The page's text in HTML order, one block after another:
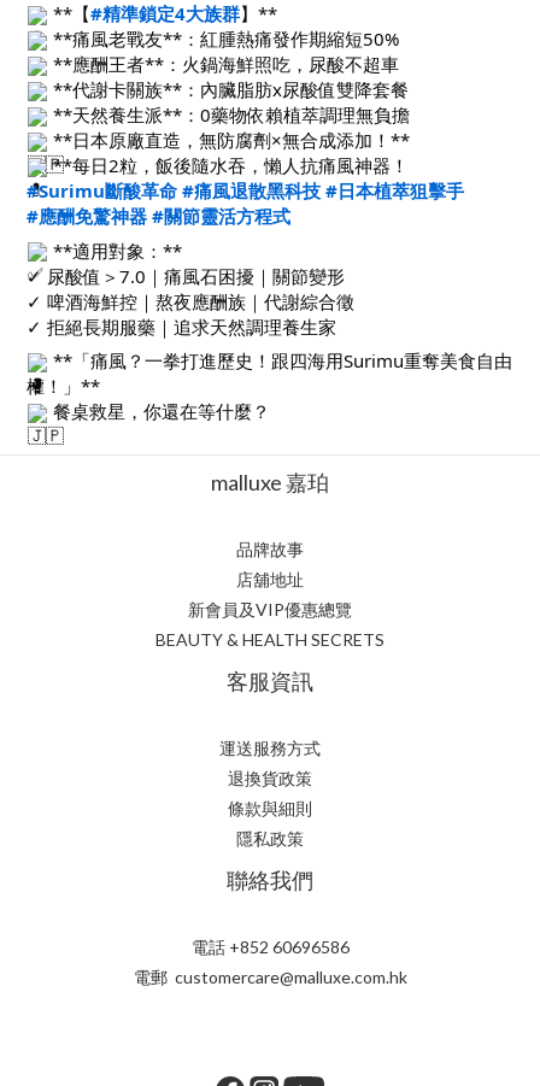
**【#精準鎖定4大族群】**
**痛風老戰友**：紅腫熱痛發作期縮短50%
**應酬王者**：火鍋海鮮照吃，尿酸不超車
**代謝卡關族**：內臟脂肪x尿酸值雙降套餐
**天然養生派**：0藥物依賴植萃調理無負擔
**日本原廠直造，無防腐劑×無合成添加！**
**每日2粒，飯後隨水吞，懶人抗痛風神器！
#Surimu斷酸革命 #痛風退散黑科技 #日本植萃狙擊手
#應酬免驚神器 #關節靈活方程式
**適用對象：**
✓ 尿酸值＞7.0｜痛風石困擾｜關節變形
✓ 啤酒海鮮控｜熬夜應酬族｜代謝綜合徵
✓ 拒絕長期服藥｜追求天然調理養生家
**「痛風？一拳打進歷史！跟四海用Surimu重奪美食自由
權！」**
餐桌救星，你還在等什麼？
malluxe 嘉珀
品牌故事
店舖地址
新會員及VIP優惠總覽
BEAUTY & HEALTH SECRETS
客服資訊
運送服務方式
退換貨政策
條款與細則
隱私政策
聯絡我們
電話 +852 60696586
電郵 customercare@malluxe.com.hk